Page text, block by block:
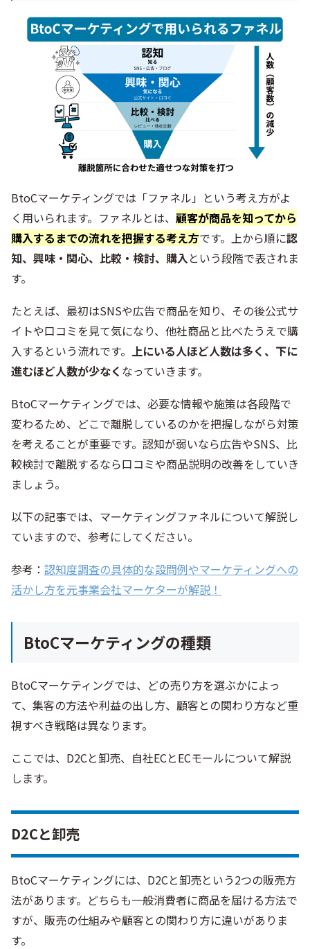
BtoCマーケティングでは「ファネル」という考え方がよ
く用いられます。ファネルとは、 顧客が商品を知ってから
購入するまでの流れを把握する考え方です。上から順に認
知、興味・関心、比較・検討、購入という段階で表されま
す。
たとえば、最初はSNSや広告で商品を知り、その後公式サ
イトや口コミを見て気になり、他社商品と比べたうえで購
入するという流れです。 上にいる人ほど人数は多く、下に
進むほど人数が少なく なっていきます。
BtoCマーケティングでは、必要な情報や施策は各段階で
変わるため、どこで離脱しているのかを把握しながら対策
を考えることが重要です。認知が弱いなら広告やSNS、比
較検討で離脱するなら口コミや商品説明の改善をしていき
ましょう。
以下の記事では、マーケティングファネルについて解説し
ていますので、参考にしてください。
参考： 認知度調査の具体的な設問例やマーケティングへの
活かし方を元事業会社マーケターが解説！
BtoCマーケティングの種類
BtoCマーケティングでは、どの売り方を選ぶかによっ
て、集客の方法や利益の出し方、顧客との関わり方など重
視すべき戦略は異なります。
ここでは、D2Cと卸売、自社ECとECモールについて解説
します。
D2Cと卸売
BtoCマーケティングには、D2Cと卸売という2つの販売方
法があります。どちらも一般消費者に商品を届ける方法で
すが、販売の仕組みや顧客との関わり方に違いがありま
す。